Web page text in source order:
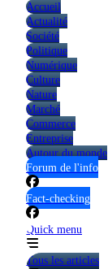
Accueil
Actualité
Société
Politique
Numérique
Culture
Nature
Marché
Commerce
Entreprise
Autour du monde
Forum de l'info
Fact-checking
Quick menu
Tous les articles